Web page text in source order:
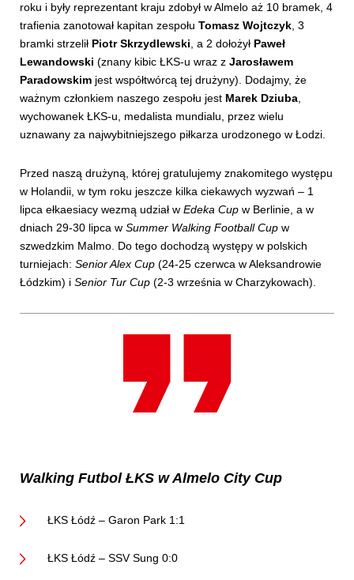
roku i były reprezentant kraju zdobył w Almelo aż 10 bramek, 4
trafienia zanotował kapitan zespołu Tomasz Wojtczyk , 3
bramki strzelił Piotr Skrzydlewski , a 2 dołożył Paweł
Lewandowski (znany kibic ŁKS-u wraz z Jarosławem
Paradowskim jest współtwórcą tej drużyny). Dodajmy, że
ważnym członkiem naszego zespołu jest Marek Dziuba
wychowanek ŁKS-u, medalista mundialu, przez wielu
uznawany za najwybitniejszego piłkarza urodzonego w Łodzi.
Przed naszą drużyną, której gratulujemy znakomitego występu
w Holandii, w tym roku jeszcze kilka ciekawych wyzwań – 1
lipca ełkaesiacy wezmą udział w Edeka Cup w Berlinie, a w
dniach 29-30 lipca w Summer Walking Football Cup w
szwedzkim Malmo. Do tego dochodzą występy w polskich
turniejach: Senior Alex Cup (24-25 czerwca w Aleksandrowie
Łódzkim) i Senior Tur Cup (2-3 września w Charzykowach).
Walking Futbol ŁKS w Almelo City Cup
ŁKS Łódź – Garon Park 1:1
ŁKS Łódź – SSV Sung 0:0